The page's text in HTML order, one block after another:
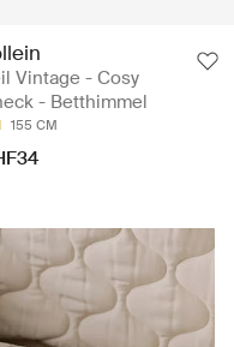
Vintage - Cosy
- Betthimmel
155 CM